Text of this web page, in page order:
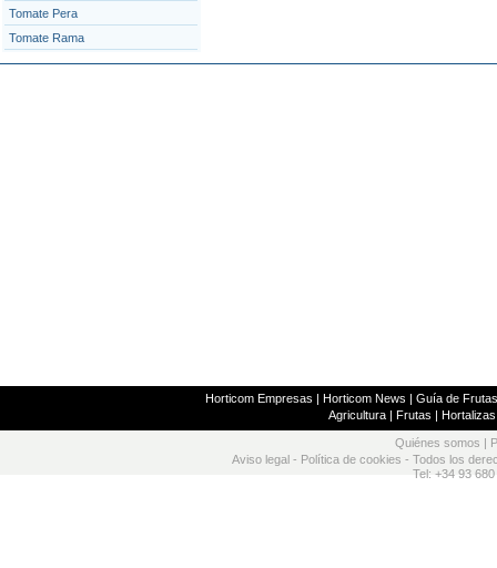
Tomate Pera
Tomate Rama
Horticom Empresas | Horticom News | Guía de
Agricultura| Frutas | Hortalizas
Quiénes somos
Aviso legal - Política de cookies - Todos los
Tel: +34 93